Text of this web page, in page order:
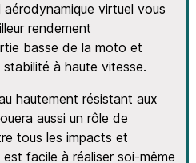
virtuel vous
rendement
basse de la moto et
à haute vitesse.
hautement résistant aux
aussi un rôle de
tous les impacts et
facile à réaliser soi-même